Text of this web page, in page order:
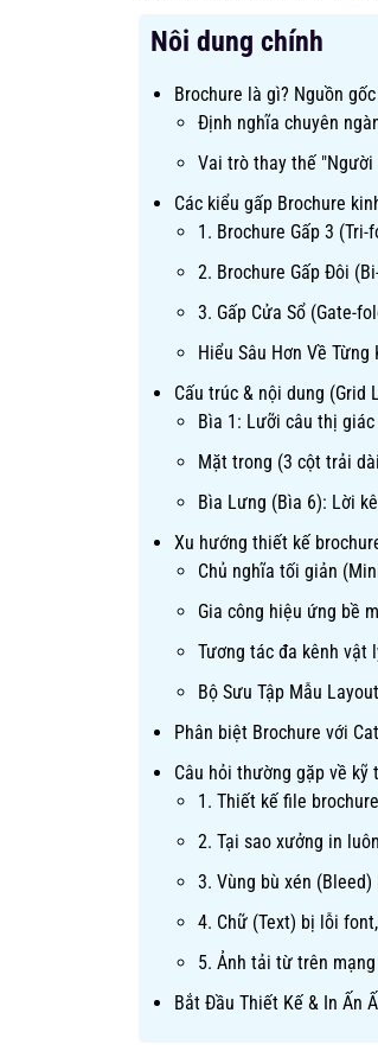
Nôi dung chính
Brochure là gì? Nguồn
Định nghĩa chuyên
Vai trò thay thế "Người
Các kiểu gấp Brochure
1. Brochure Gấp 3
2. Brochure Gấp Đôi
3. Gấp Cửa Sổ (Gate-
Hiểu Sâu Hơn Về Từng
Cấu trúc & nội dung (Grid
Bìa 1: Lưỡi câu thị giác
Mặt trong (3 cột trải
Bìa Lưng (Bìa 6): Lời
Xu hướng thiết kế
Chủ nghĩa tối giản
Gia công hiệu ứng bề
Tương tác đa kênh vật
Bộ Sưu Tập Mẫu
Phân biệt Brochure với
Câu hỏi thường gặp về kỹ
1. Thiết kế file
2. Tại sao xưởng in
3. Vùng bù xén
4. Chữ (Text) bị lỗi
5. Ảnh tải từ trên
Bắt Đầu Thiết Kế & In Ấn